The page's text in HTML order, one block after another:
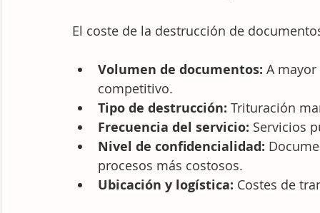
El coste de la destrucción de
Volumen de documentos: A
competitivo.
Tipo de destrucción: Trituración
Frecuencia del servicio: Servicios
Nivel de confidencialidad:
procesos más costosos.
Ubicación y logística: Costes de